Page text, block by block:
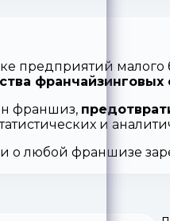
предприятий
франчайзинговых
франшиз,
и
о любой франшизе